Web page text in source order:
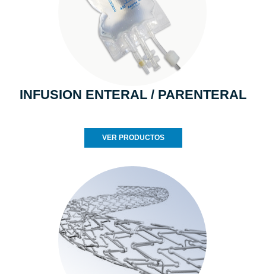
INFUSION ENTERAL / PARENTERAL
VER PRODUCTOS